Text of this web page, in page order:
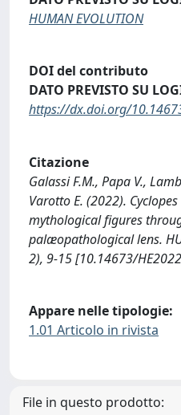
HUMAN EVOLUTION
DOI del contributo
DATO PREVISTO SU
https://dx.doi.org/
Citazione
Galassi F.M., Papa V.,
Varotto E. (2022).
mythological figures
palæopathological lens.
2), 9-15 [10.14673/
Appare nelle tipologie:
1.01 Articolo in rivista
File in questo prodotto: